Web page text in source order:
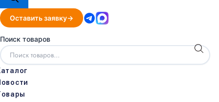
Оставить заявку
Поиск товаров